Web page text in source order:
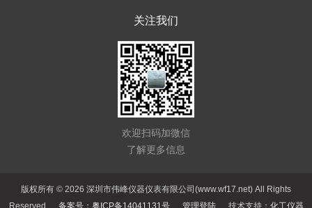
关注我们
欢迎扫码加微信
了解更多信息
版权所有 © 2026 深圳市伟峰仪器仪表有限公司(www.wf17.net) All Rights
Reserved 备案号：粤ICP备14041131号 管理登陆技术支持： 化工仪器